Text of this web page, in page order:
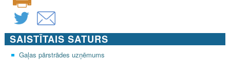
SAISTĪTAIS SATURS
Gaļas pārstrādes uzņēmums